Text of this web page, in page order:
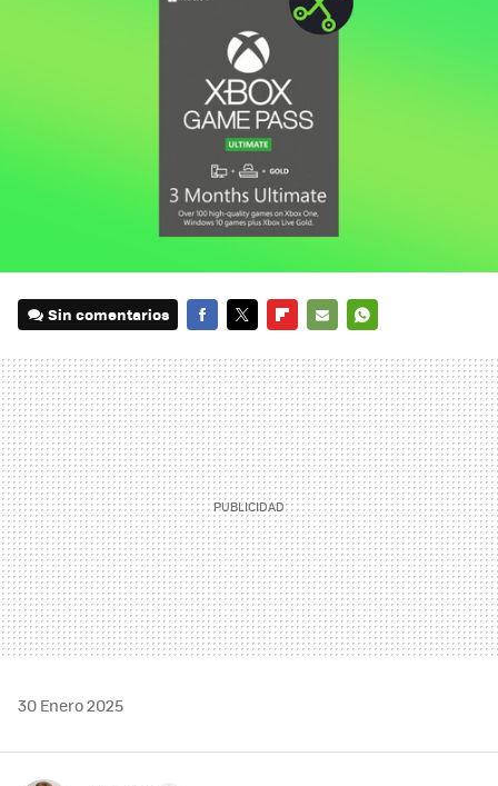
Sin comentarios
MAIL
30 Enero 2025